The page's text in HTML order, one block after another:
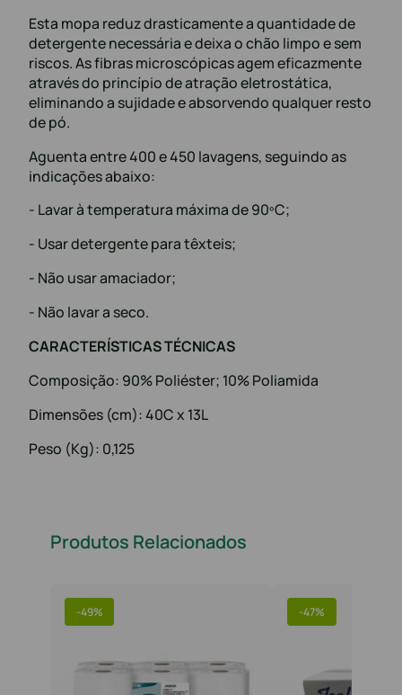
Esta mopa reduz drasticamente a quantidade de
detergente necessária e deixa o chão limpo e sem
riscos. As fibras microscópicas agem eficazmente
através do princípio de atração eletrostática,
eliminando a sujidade e absorvendo qualquer resto
de pó.
Aguenta entre 400 e 450 lavagens, seguindo as
indicações abaixo:
- Lavar à temperatura máxima de 90ºC;
- Usar detergente para têxteis;
- Não usar amaciador;
- Não lavar a seco.
CARACTERÍSTICAS TÉCNICAS
Composição: 90% Poliéster; 10% Poliamida
Dimensões (cm): 40C x 13L
Peso (Kg): 0,125
Produtos Relacionados
-49% -47%